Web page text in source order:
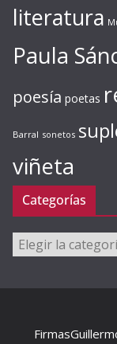
literatura
Paula
poesía poetas
Barral sonetos
viñeta
Categorías
Categorías
Firmas